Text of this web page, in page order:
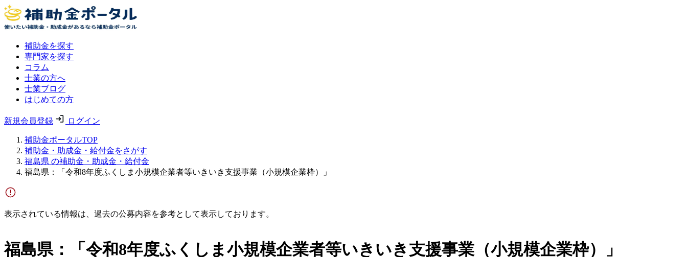
補助金を探す
専門家を探す
コラム
士業の方へ
士業ブログ
はじめての方
新規会員登録 ログイン
補助金ポータルTOP
補助金・助成金・給付金をさがす
福島県 の補助金・助成金・給付金
福島県：「令和8年度ふくしま小規模企業者等いきいき支援事業（小規模企業枠）」
表示されている情報は、過去の公募内容を参考として表示しております。
福島県：「令和8年度ふくしま小規模企業者等いきいき支援事業（小規模企業枠）」